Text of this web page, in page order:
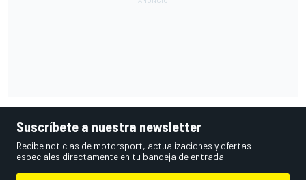
Suscríbete a nuestra newsletter
Recibe noticias de motorsport, actualizaciones y ofertas
especiales directamente en tu bandeja de entrada.